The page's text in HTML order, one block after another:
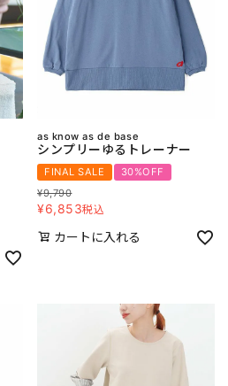
as know as de base
シンプリーゆるトレーナー
FINAL SALE
30%OFF
¥9,790
¥6,853税込
カートに入れる